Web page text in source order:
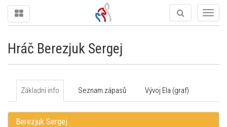
Hráč Berezjuk Sergej
Základní info Seznam zápasů Vývoj Ela (graf)
Berezjuk Sergej